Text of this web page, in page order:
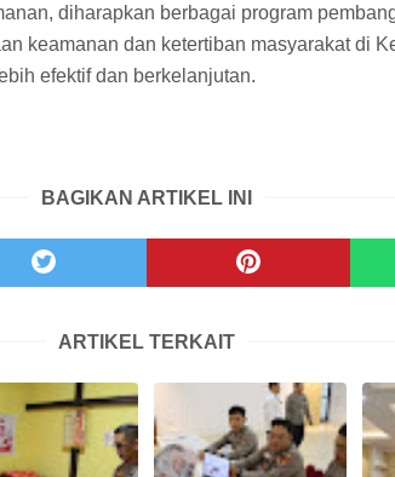
diharapkan berbagai program
keamanan dan ketertiban masyarakat di
efektif dan berkelanjutan.
BAGIKAN ARTIKEL INI
ARTIKEL TERKAIT